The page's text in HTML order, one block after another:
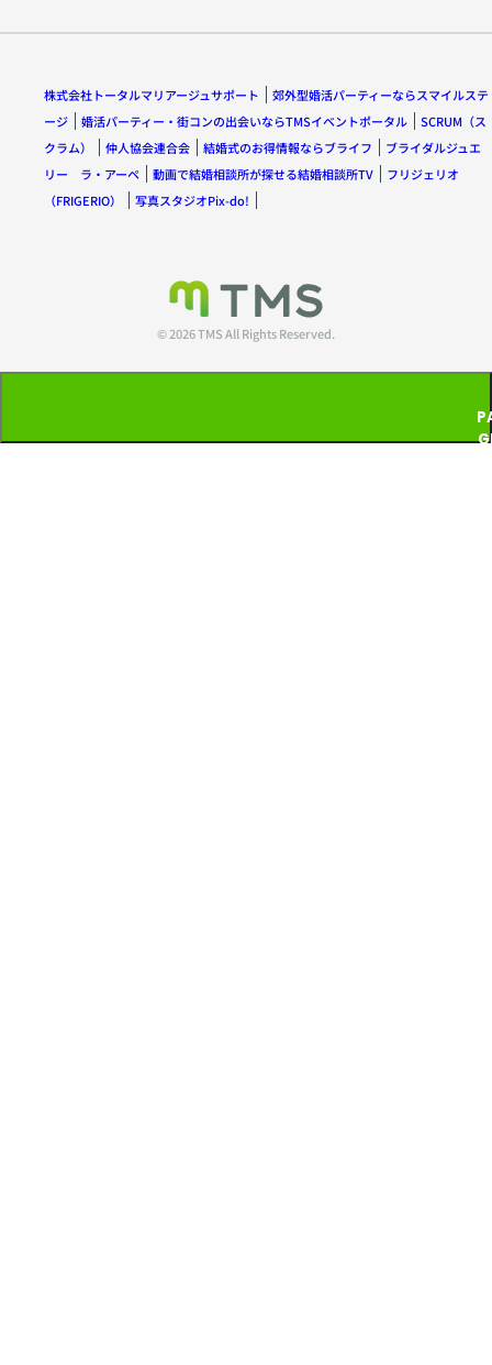
株式会社トータルマリアージュサポート
郊外型婚活パーティーならスマイルステ
ージ
婚活パーティー・街コンの出会いならTMSイベントポータル
SCRUM（ス
クラム）
仲人協会連合会 結婚式のお得情報ならブライフ
ブライダルジュエ
リー ラ・アーペ
動画で結婚相談所が探せる結婚相談所TV
フリジェリオ
（FRIGERIO）
写真スタジオPix-do!
© 2026 TMS All Rights Reserved.